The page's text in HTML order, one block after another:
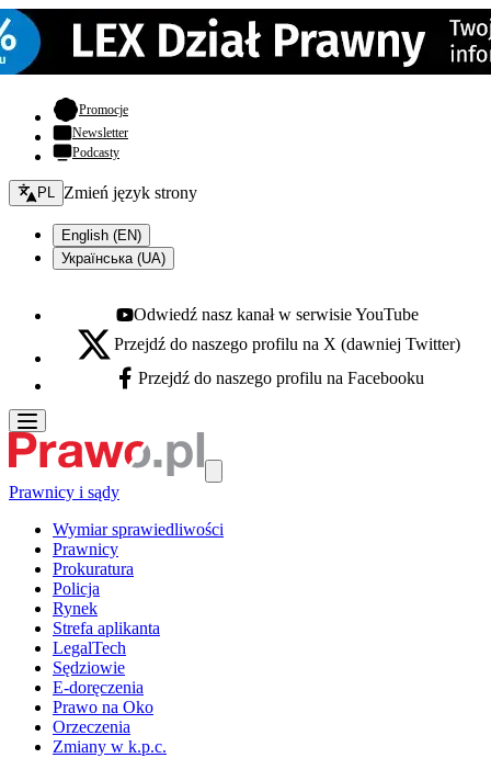
Promocje- otwiera się w nowej karcie
Newsletter
Podcasty
Zmień język - bieżący:
PL Zmień język strony
English (EN)
Українська (UA)
Youtube - otwiera się w nowej karcie
Odwiedź nasz kanał w serwisie YouTube
X - otwiera się w nowej karcie
Przejdź do naszego profilu na X (dawniej Twitter)
Facebook - otwiera się w nowej karcie
Przejdź do naszego profilu na Facebooku
Prawnicy i sądy
Wymiar sprawiedliwości
Prawnicy
Prokuratura
Policja
Rynek
Strefa aplikanta
LegalTech
Sędziowie
E-doręczenia
Prawo na Oko
Orzeczenia
Zmiany w k.p.c.